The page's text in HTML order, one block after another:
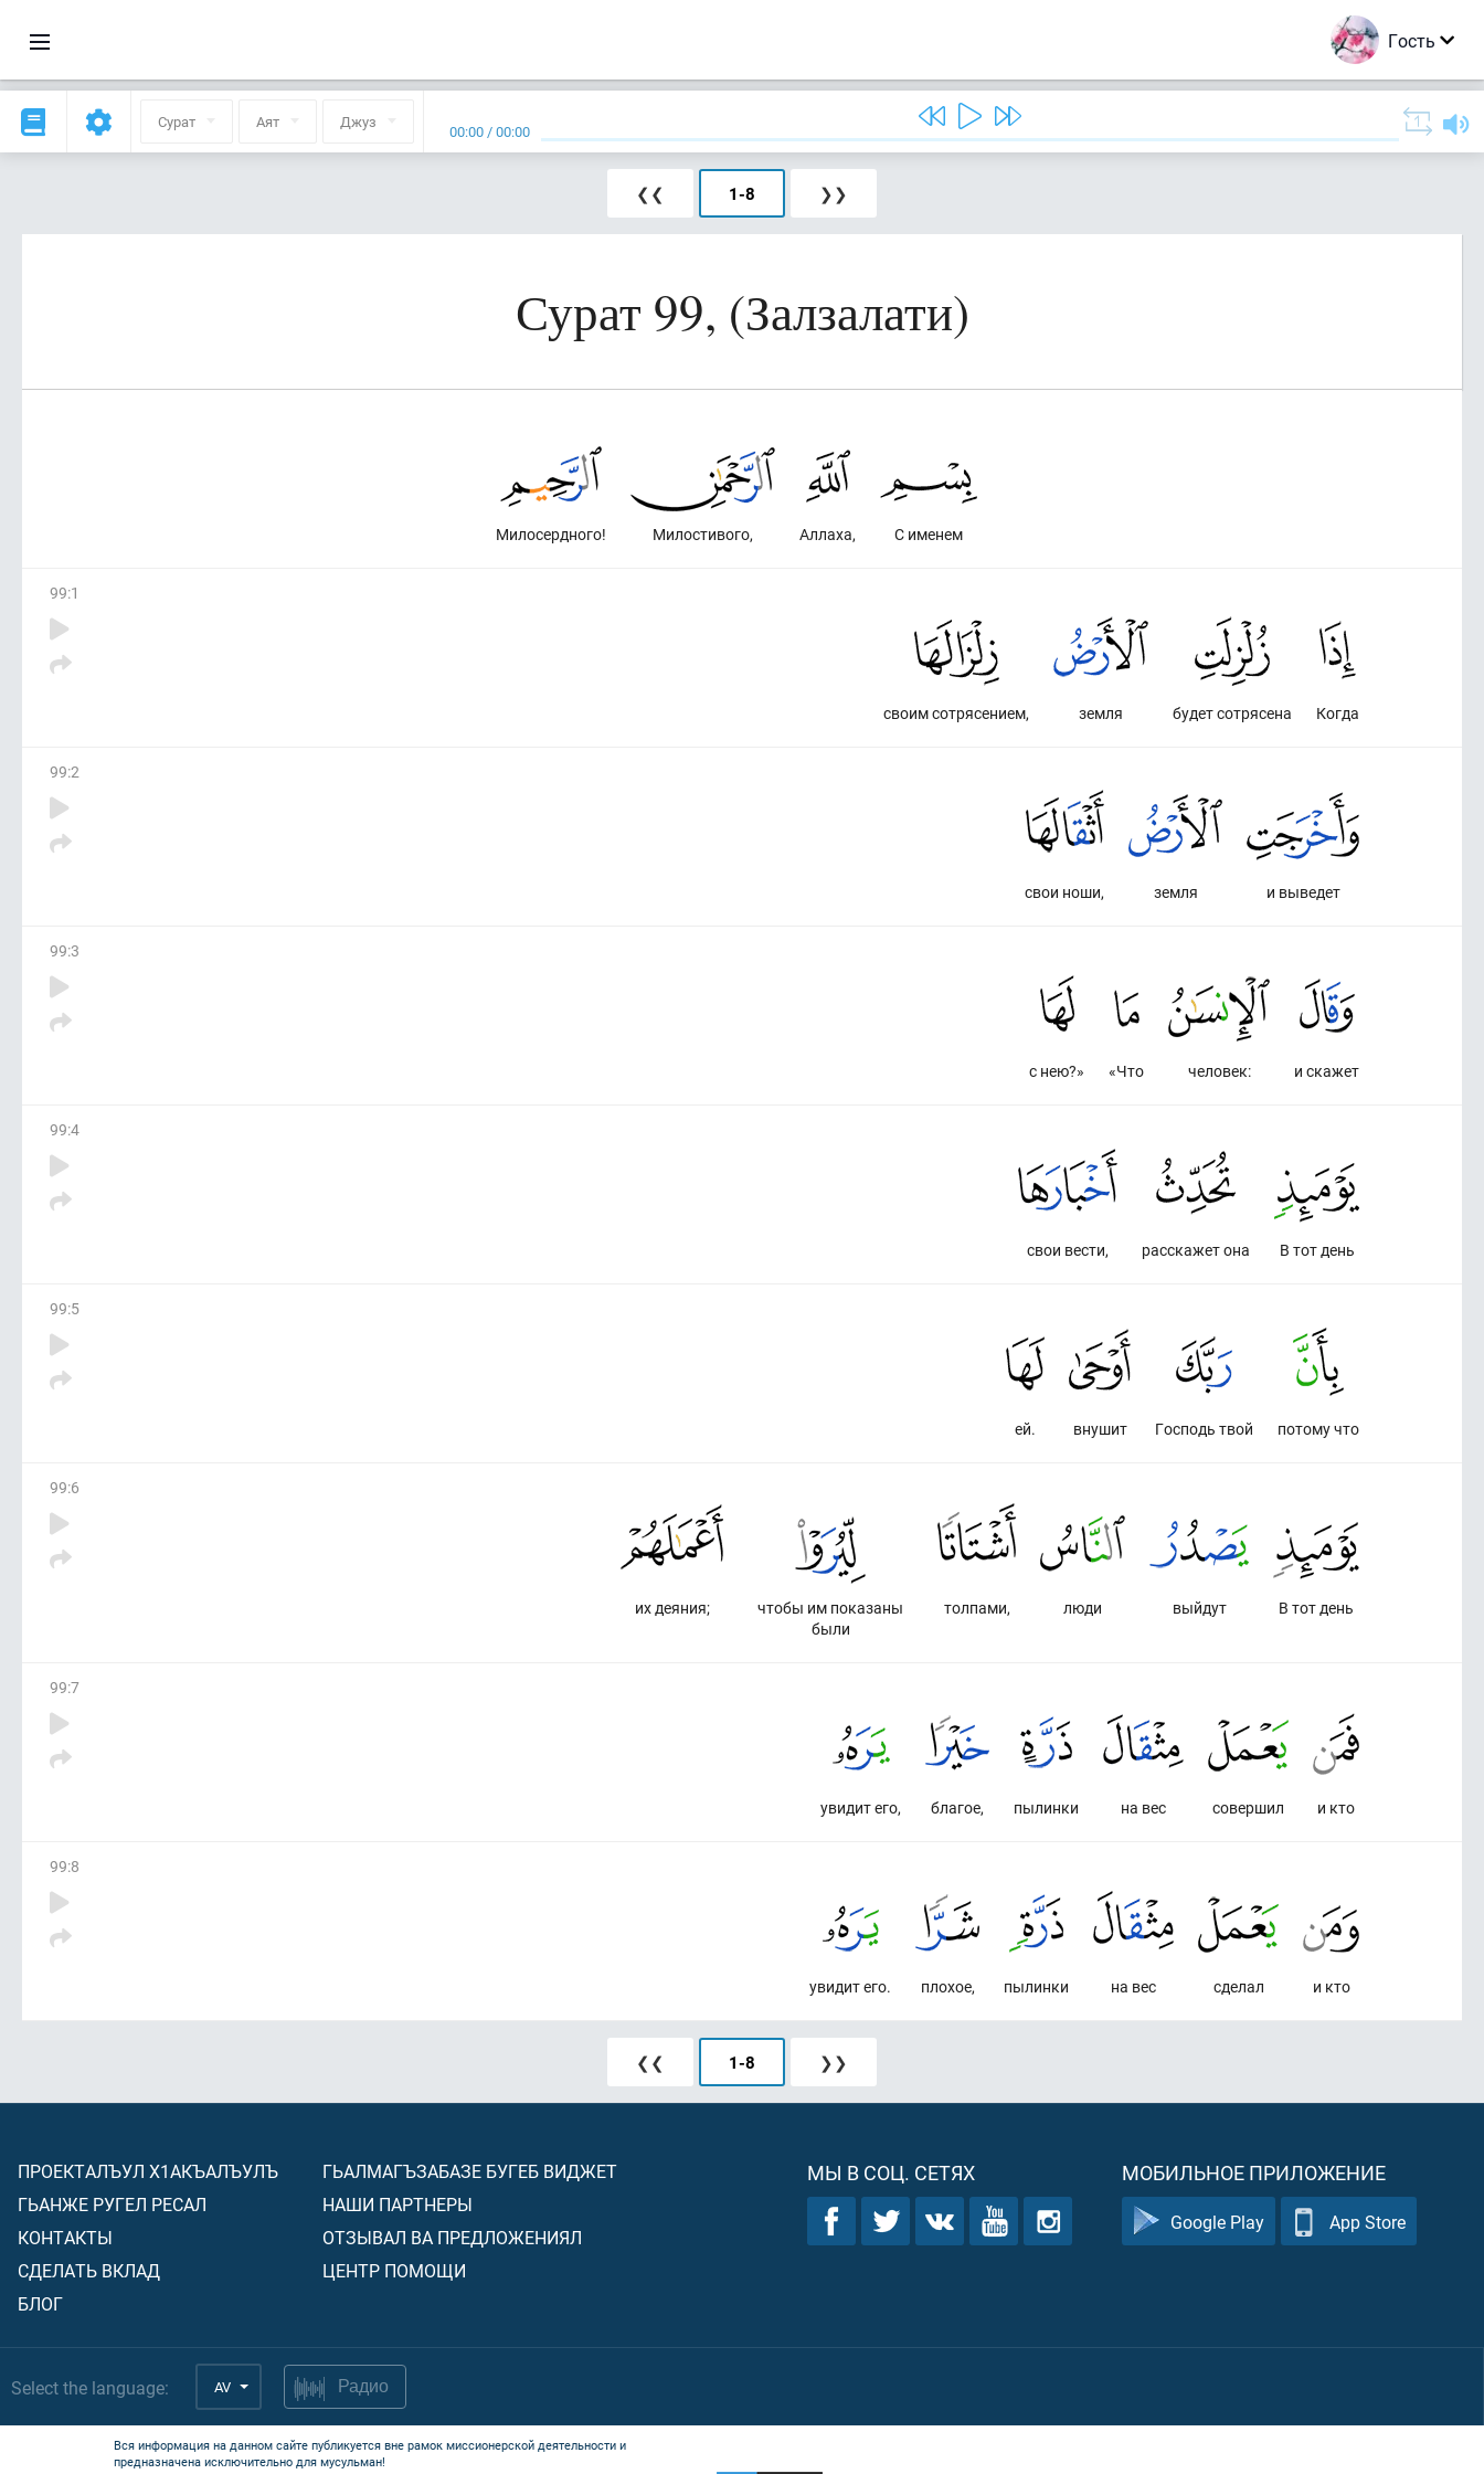
Гость
Сурат Аят Джуз 00:00 /00:00
❮❮ 1-8 ❯❯
Сурат 99, (Залзалати)
С именем
Аллаха,
Милостивого,
Милосердного!
99:1
Когда
будет сотрясена
земля
своим сотрясением,
99:2
и выведет
земля
свои ноши,
99:3
и скажет
человек:
«Что
с нею?»
99:4
В тот день
расскажет она
свои вести,
99:5
потому что
Господь твой
внушит
ей.
99:6
В тот день
выйдут
люди
толпами,
чтобы им показаны
были
их деяния;
99:7
и кто
совершил
на вес
пылинки
благое,
увидит его,
99:8
и кто
сделал
на вес
пылинки
плохое,
увидит его.
❮❮ 1-8 ❯❯
ПРОЕКТАЛЪУЛ Х1АКЪАЛЪУЛЪ
ГЬАНЖЕ РУГЕЛ РЕСАЛ
КОНТАКТЫ
СДЕЛАТЬ ВКЛАД
БЛОГ
ГЬАЛМАГЪЗАБАЗЕ БУГЕБ ВИДЖЕТ
НАШИ ПАРТНЕРЫ
ОТЗЫВАЛ ВА ПРЕДЛОЖЕНИЯЛ
ЦЕНТР ПОМОЩИ
МЫ В СОЦ. СЕТЯХ МОБИЛЬНОЕ ПРИЛОЖЕНИЕ
Google Play App Store
Select the language: AV Радио
Вся информация на данном сайте публикуется вне рамок миссионерской деятельности и
предназначена исключительно для мусульман!